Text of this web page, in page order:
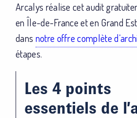
Arcalys réalise cet audit
en Île-de-France et en Grand
dans notre offre complète
étapes.
Les 4 points
essentiels de